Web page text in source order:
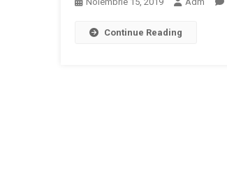
Continue Reading